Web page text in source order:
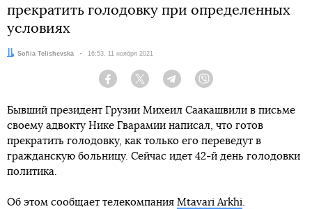
прекратить голодовку при определенных
условиях
Автор:
Sofiia Telishevska Дата:
16:53, 11 ноября 2021
Facebook Twitter Telegram
Бывший президент Грузии Михеил Саакашвили в письме
своему адвокту Нике Гварамии написал, что готов
прекратить голодовку, как только его переведут в
гражданскую больницу. Сейчас идет 42-й день голодовки
политика.
Об этом сообщает телекомпания Mtavari Arkhi.